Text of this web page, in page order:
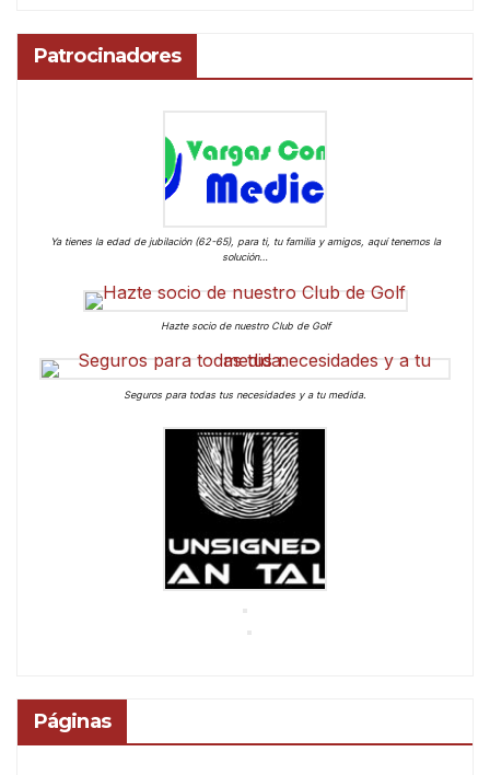
Patrocinadores
Ya tienes la edad de jubilación (62-65), para ti, tu familia y amigos, aquí tenemos la
solución…
Hazte socio de nuestro Club de Golf
Seguros para todas tus necesidades y a tu medida.
Páginas